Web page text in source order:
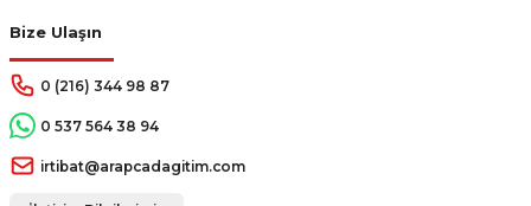
Bize Ulaşın
0 (216) 344 98 87
0 537 564 38 94
irtibat@arapcadagitim.com